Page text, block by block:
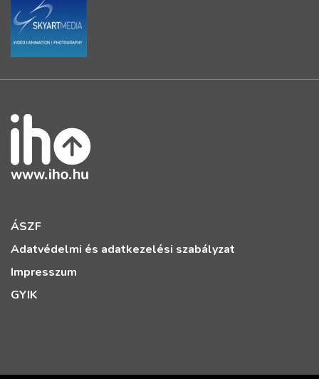
ÁSZF
Adatvédelmi és adatkezelési szabályzat
Impresszum
GYIK